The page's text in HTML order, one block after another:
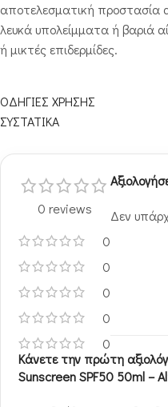
αποτελεσματική προστασία
λευκά υπολείμματα ή βαριά
ή μικτές επιδερμίδες.
ΟΔΗΓΙΕΣ ΧΡΗΣΗΣ
ΣΥΣΤΑΤΙΚΑ
0 reviews
0
0
0
0
0
Δεν
Κάνετε την πρώτη
Sunscreen SPF50 50ml –